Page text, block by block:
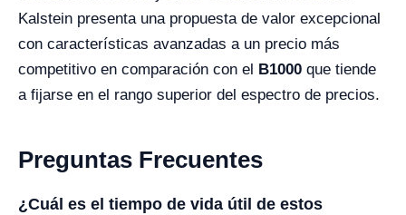
Kalstein presenta una propuesta de valor excepcional
con características avanzadas a un precio más
competitivo en comparación con el B1000 que tiende
a fijarse en el rango superior del espectro de precios.
Preguntas Frecuentes
¿Cuál es el tiempo de vida útil de estos